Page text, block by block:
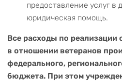
предоставление услуг в
юридическая помощь.
Все расходы по реализации
в отношении ветеранов
федерального,
бюджета. При этом